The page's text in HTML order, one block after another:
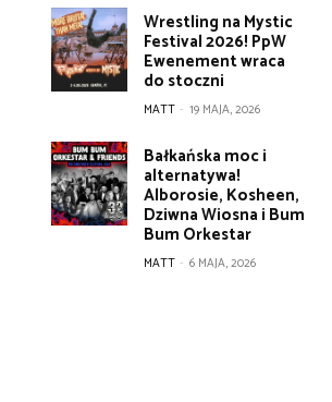
Wrestling na Mystic
Festival 2026! PpW
Ewenement wraca
do stoczni
MATT - 19 MAJA, 2026
Bałkańska moc i
alternatywa!
Alborosie, Kosheen,
Dziwna Wiosna i Bum
Bum Orkestar
MATT - 6 MAJA, 2026